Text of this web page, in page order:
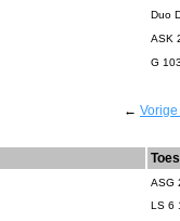
Duo
ASK
G
←
ASG
LS 6